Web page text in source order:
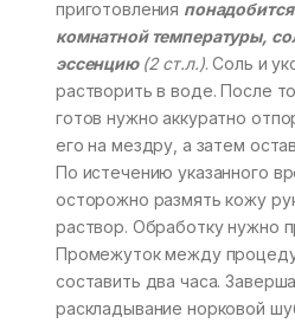
приготовления понадобится
комнатной температуры,
эссенцию (2 ст.л.). Соль и
растворить в воде. После
готов нужно аккуратно
его на мездру, а затем
По истечению указанного
осторожно размять кожу
раствор. Обработку нужно
Промежуток между
составить два часа.
раскладывание норковой